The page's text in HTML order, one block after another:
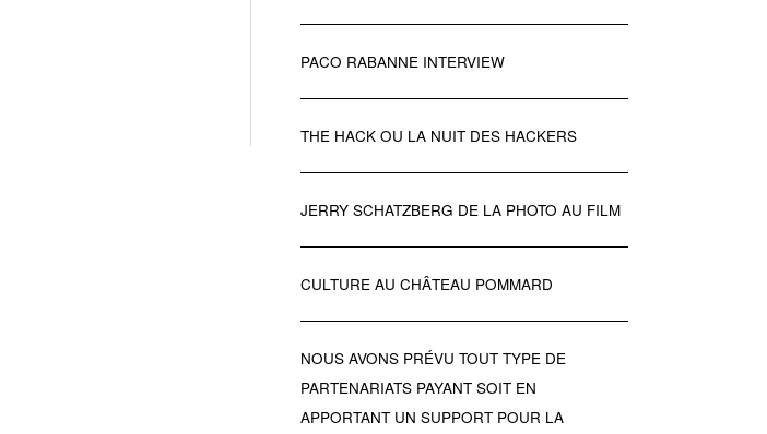
PACO RABANNE INTERVIEW
THE HACK OU LA NUIT DES HACKERS
JERRY SCHATZBERG DE LA PHOTO AU FILM
CULTURE AU CHÂTEAU POMMARD
NOUS AVONS PRÉVU TOUT TYPE DE
PARTENARIATS PAYANT SOIT EN
APPORTANT UN SUPPORT POUR LA